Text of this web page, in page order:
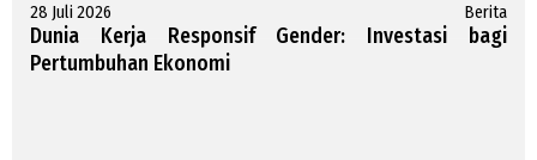
28 Juli 2026 Berita
Dunia Kerja Responsif Gender: Investasi bagi
Pertumbuhan Ekonomi